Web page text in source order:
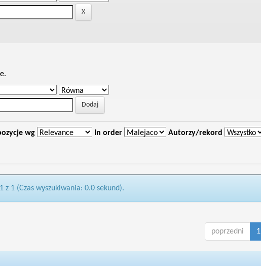
wg In order Autorzy/rekord
z 1 (Czas wyszukiwania: 0.0 sekund).
poprzedni 1